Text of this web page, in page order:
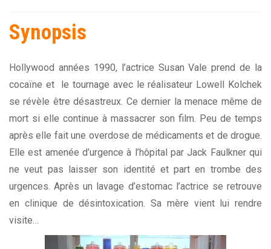
Synopsis
Hollywood années 1990, l’actrice Susan Vale prend de la
cocaïne et le tournage avec le réalisateur Lowell Kolchek
se révèle être désastreux. Ce dernier la menace même de
mort si elle continue à massacrer son film. Peu de temps
après elle fait une overdose de médicaments et de drogue.
Elle est amenée d’urgence à l’hôpital par Jack Faulkner qui
ne veut pas laisser son identité et part en trombe des
urgences. Après un lavage d’estomac l’actrice se retrouve
en clinique de désintoxication. Sa mère vient lui rendre
visite…